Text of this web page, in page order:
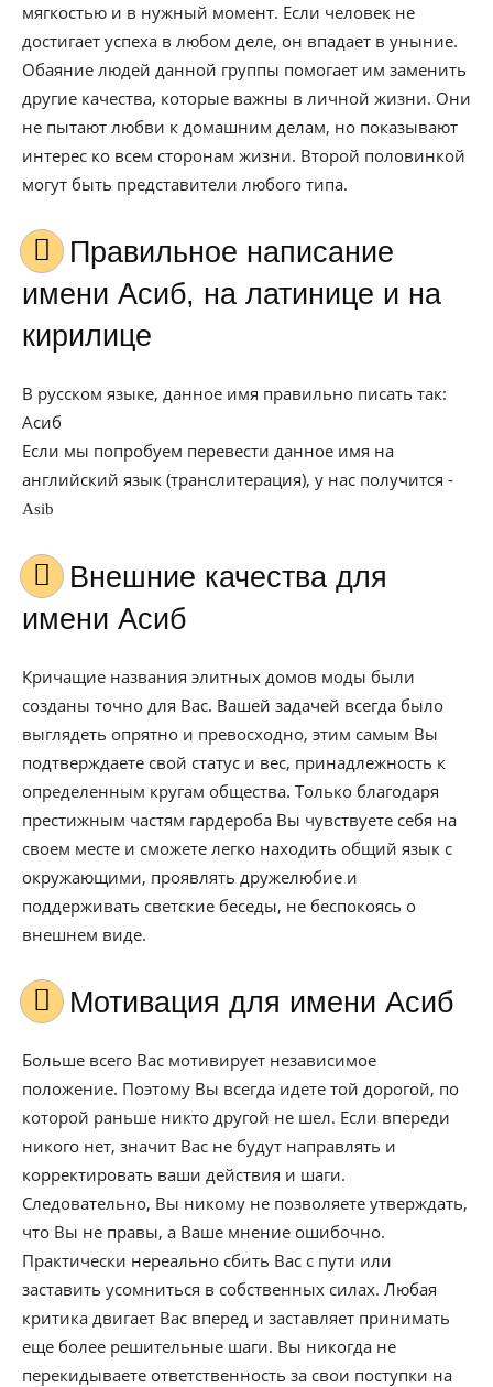
мягкостью и в нужный момент. Если человек не
достигает успеха в любом деле, он впадает в уныние.
Обаяние людей данной группы помогает им заменить
другие качества, которые важны в личной жизни. Они
не пытают любви к домашним делам, но показывают
интерес ко всем сторонам жизни. Второй половинкой
могут быть представители любого типа.
Правильное написание
имени Асиб, на латинице и на
кирилице
В русском языке, данное имя правильно писать так:
Асиб
Если мы попробуем перевести данное имя на
английский язык (транслитерация), у нас получится -
Asib
Внешние качества для
имени Асиб
Кричащие названия элитных домов моды были
созданы точно для Вас. Вашей задачей всегда было
выглядеть опрятно и превосходно, этим самым Вы
подтверждаете свой статус и вес, принадлежность к
определенным кругам общества. Только благодаря
престижным частям гардероба Вы чувствуете себя на
своем месте и сможете легко находить общий язык с
окружающими, проявлять дружелюбие и
поддерживать светские беседы, не беспокоясь о
внешнем виде.
Мотивация для имени Асиб
Больше всего Вас мотивирует независимое
положение. Поэтому Вы всегда идете той дорогой, по
которой раньше никто другой не шел. Если впереди
никого нет, значит Вас не будут направлять и
корректировать ваши действия и шаги.
Следовательно, Вы никому не позволяете утверждать,
что Вы не правы, а Ваше мнение ошибочно.
Практически нереально сбить Вас с пути или
заставить усомниться в собственных силах. Любая
критика двигает Вас вперед и заставляет принимать
еще более решительные шаги. Вы никогда не
перекидываете ответственность за свои поступки на